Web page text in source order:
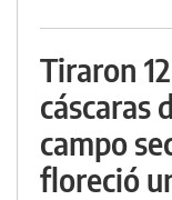
Tiraron
cáscaras
campo
floreció